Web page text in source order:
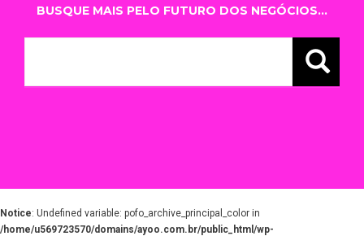
BUSQUE MAIS PELO FUTURO DOS NEGÓCIOS...
Notice: Undefined variable: pofo_archive_principal_color in
/home/u569723570/domains/ayoo.com.br/public_html/wp-